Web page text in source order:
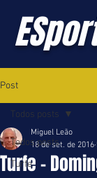
Post
Todos posts
Turfe
Todos posts
Turfe -
Miguel Leão
18 de set. de 2016